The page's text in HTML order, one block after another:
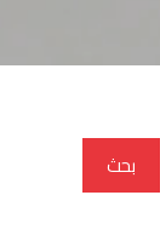
بحث